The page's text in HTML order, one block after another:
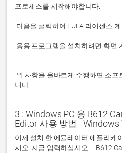
니다.
3 : Windows PC 용 B612
Editor 사용 방법 - Windows
이제 설치 한 에뮬레이터 애플리케
시오. 지금 입력하십시오. -  B612